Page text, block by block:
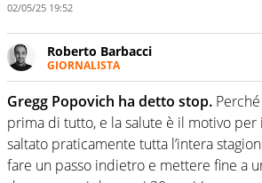
02/05/25 19:52
Roberto Barbacci
GIORNALISTA
Giornalista (pubblicista) sportivo a
tuttologo di Virgilio Sport. Provate a
scherma, di volley o di curling: ve
Gregg Popovich ha detto stop.
prima di tutto, e la salute è il motivo
saltato praticamente tutta l’intera
fare un passo indietro e mettere fine a